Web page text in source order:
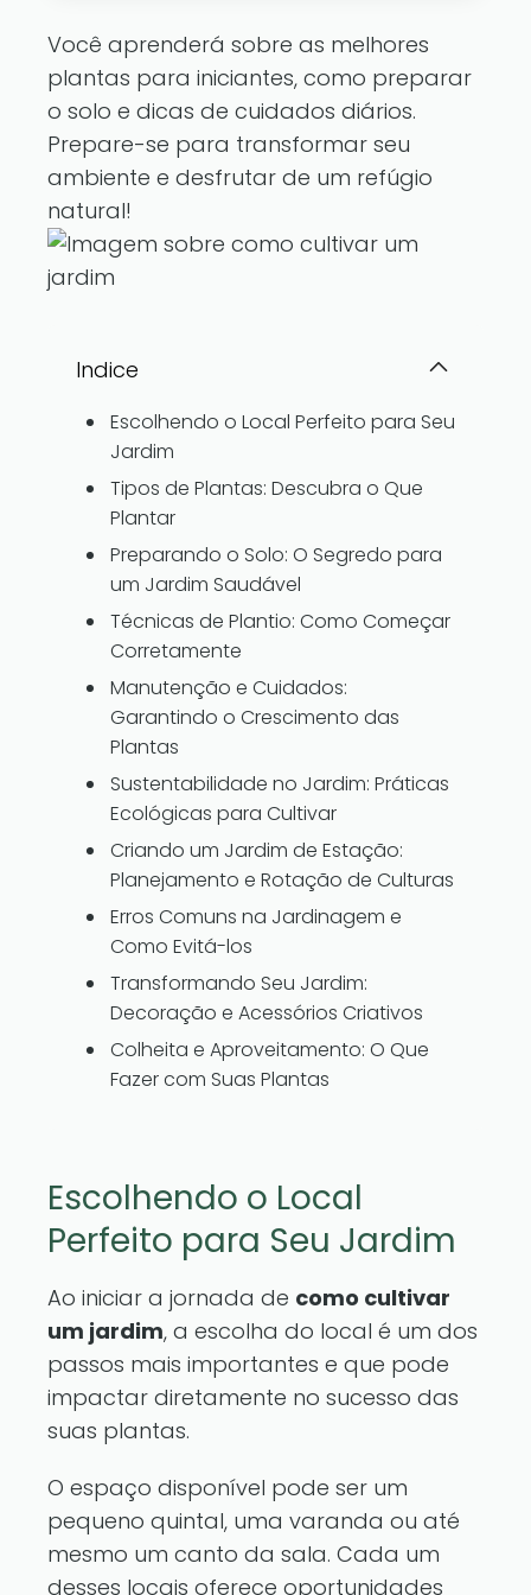
Você aprenderá sobre as melhores
plantas para iniciantes, como preparar
o solo e dicas de cuidados diários.
Prepare-se para transformar seu
ambiente e desfrutar de um refúgio
natural!
Indice
Escolhendo o Local Perfeito para Seu
Jardim
Tipos de Plantas: Descubra o Que
Plantar
Preparando o Solo: O Segredo para
um Jardim Saudável
Técnicas de Plantio: Como Começar
Corretamente
Manutenção e Cuidados:
Garantindo o Crescimento das
Plantas
Sustentabilidade no Jardim: Práticas
Ecológicas para Cultivar
Criando um Jardim de Estação:
Planejamento e Rotação de Culturas
Erros Comuns na Jardinagem e
Como Evitá-los
Transformando Seu Jardim:
Decoração e Acessórios Criativos
Colheita e Aproveitamento: O Que
Fazer com Suas Plantas
Escolhendo o Local
Perfeito para Seu Jardim
Ao iniciar a jornada de como cultivar
um jardim, a escolha do local é um dos
passos mais importantes e que pode
impactar diretamente no sucesso das
suas plantas.
O espaço disponível pode ser um
pequeno quintal, uma varanda ou até
mesmo um canto da sala. Cada um
desses locais oferece oportunidades